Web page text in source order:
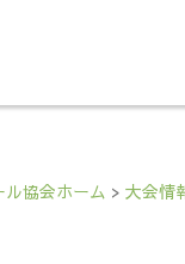
協会ホーム > 大会情